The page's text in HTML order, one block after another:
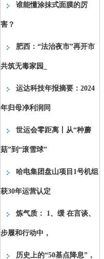
谁能懂涂抹式面膜的厉
害？
肥西：“法治夜市”再开市
共筑无毒家园_
运达科技年报摘要：2024
年归母净利润同
世运会零距离丨从“种蘑
菇”到“滚雪球”
哈电集团盘山项目1号机组
获30年运营认定
炼气质： 1、缓 在言谈、
步履和行动中，
历史上的“50基点降息”，